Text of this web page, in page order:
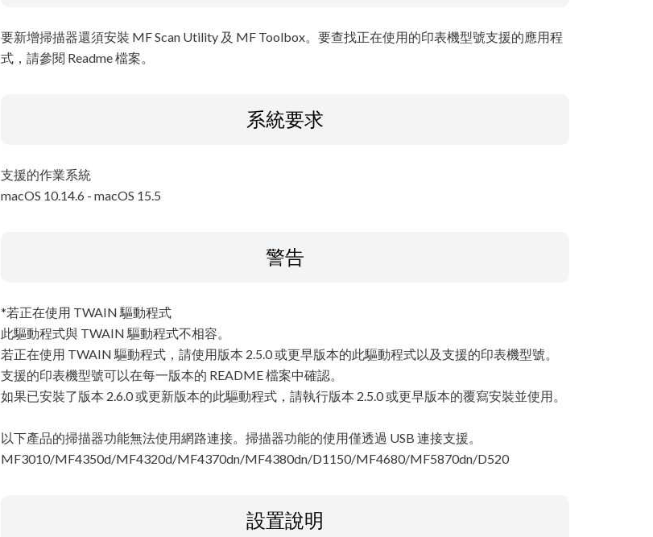
要新增掃描器還須安裝 MF Scan Utility 及 MF Toolbox。要查找正在使用的印表機型號支援的應用程
式，請參閱 Readme 檔案。
系統要求
支援的作業系統
macOS 10.14.6 - macOS 15.5
警告
*若正在使用 TWAIN 驅動程式
此驅動程式與 TWAIN 驅動程式不相容。
若正在使用 TWAIN 驅動程式，請使用版本 2.5.0 或更早版本的此驅動程式以及支援的印表機型號。
支援的印表機型號可以在每一版本的 README 檔案中確認。
如果已安裝了版本 2.6.0 或更新版本的此驅動程式，請執行版本 2.5.0 或更早版本的覆寫安裝並使用。
以下產品的掃描器功能無法使用網路連接。掃描器功能的使用僅透過 USB 連接支援。
MF3010/MF4350d/MF4320d/MF4370dn/MF4380dn/D1150/MF4680/MF5870dn/D520
設置說明